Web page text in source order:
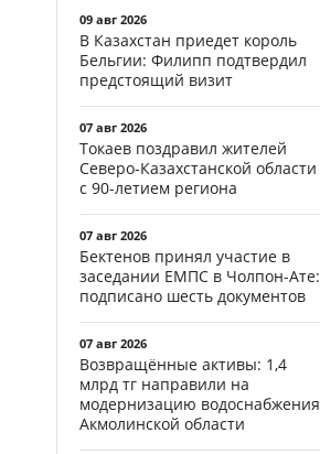
09 авг 2026
В Казахстан приедет король
Бельгии: Филипп подтвердил
предстоящий визит
07 авг 2026
Токаев поздравил жителей
Северо-Казахстанской области
с 90-летием региона
07 авг 2026
Бектенов принял участие в
заседании ЕМПС в Чолпон-Ате:
подписано шесть документов
07 авг 2026
Возвращённые активы: 1,4
млрд тг направили на
модернизацию водоснабжения
Акмолинской области